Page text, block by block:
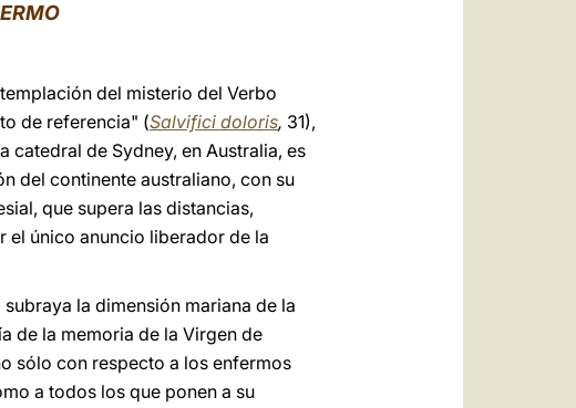
LATINE
del misterio del Verbo
de referencia" (Salvifici doloris, 31),
catedral de Sydney, en Australia, es
del continente australiano, con su
que supera las distancias,
el único anuncio liberador de la
la dimensión mariana de la
de la memoria de la Virgen de
sólo con respecto a los enfermos
a todos los que ponen a su